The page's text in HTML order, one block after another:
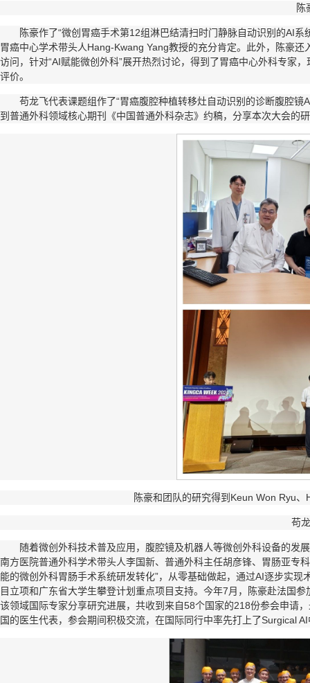
陈
陈豪作了“微创胃癌手术第12组淋巴结清扫时门静脉自动识别的AI
胃癌中心学术带头人Hang-Kwang Yang教授的充分肯定。此外，陈豪
访问，针对“AI赋能微创外科”展开热烈讨论，得到了胃癌中心外科专家
评价。
苟龙飞代表课题组作了“胃癌腹腔种植转移灶自动识别的诊断腹腔
到普通外科领域核心期刊《中国普通外科杂志》约稿，分享本次大会的
陈豪和团队的研究得到Keun Won Ryu
苟
随着微创外科技术普及应用，腹腔镜及机器人等微创外科设备的发
南方医院普通外科学术带头人李国新、普通外科主任胡彦锋、胃肠亚专
能的微创外科胃肠手术系统研发转化”，从零基础做起，通过AI逐步实
目立项和广东省大学生攀登计划重点项目支持。今年7月，陈豪赴法国
该领域国际专家分享研究进展，共收到来自58个国家的218份参会申请
国的医生代表，参会期间积极交流，在国际同行中率先打上了Surgical